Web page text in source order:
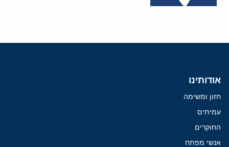
אודותינו
חזון ומשימה
עמיתים
החוקרים
אנשי מפתח